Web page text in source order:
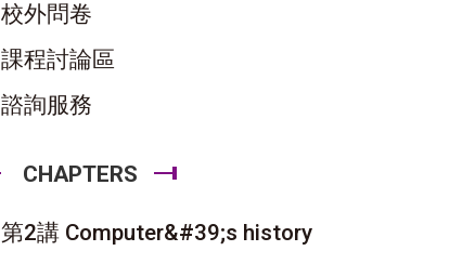
校外問卷
課程討論區
諮詢服務
CHAPTERS
第2講 Computer&#39;s history